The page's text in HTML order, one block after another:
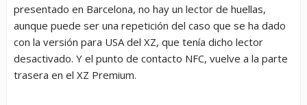
presentado en Barcelona, no hay un lector de huellas,
aunque puede ser una repetición del caso que se ha dado
con la versión para USA del XZ, que tenía dicho lector
desactivado. Y el punto de contacto NFC, vuelve a la parte
trasera en el XZ Premium.